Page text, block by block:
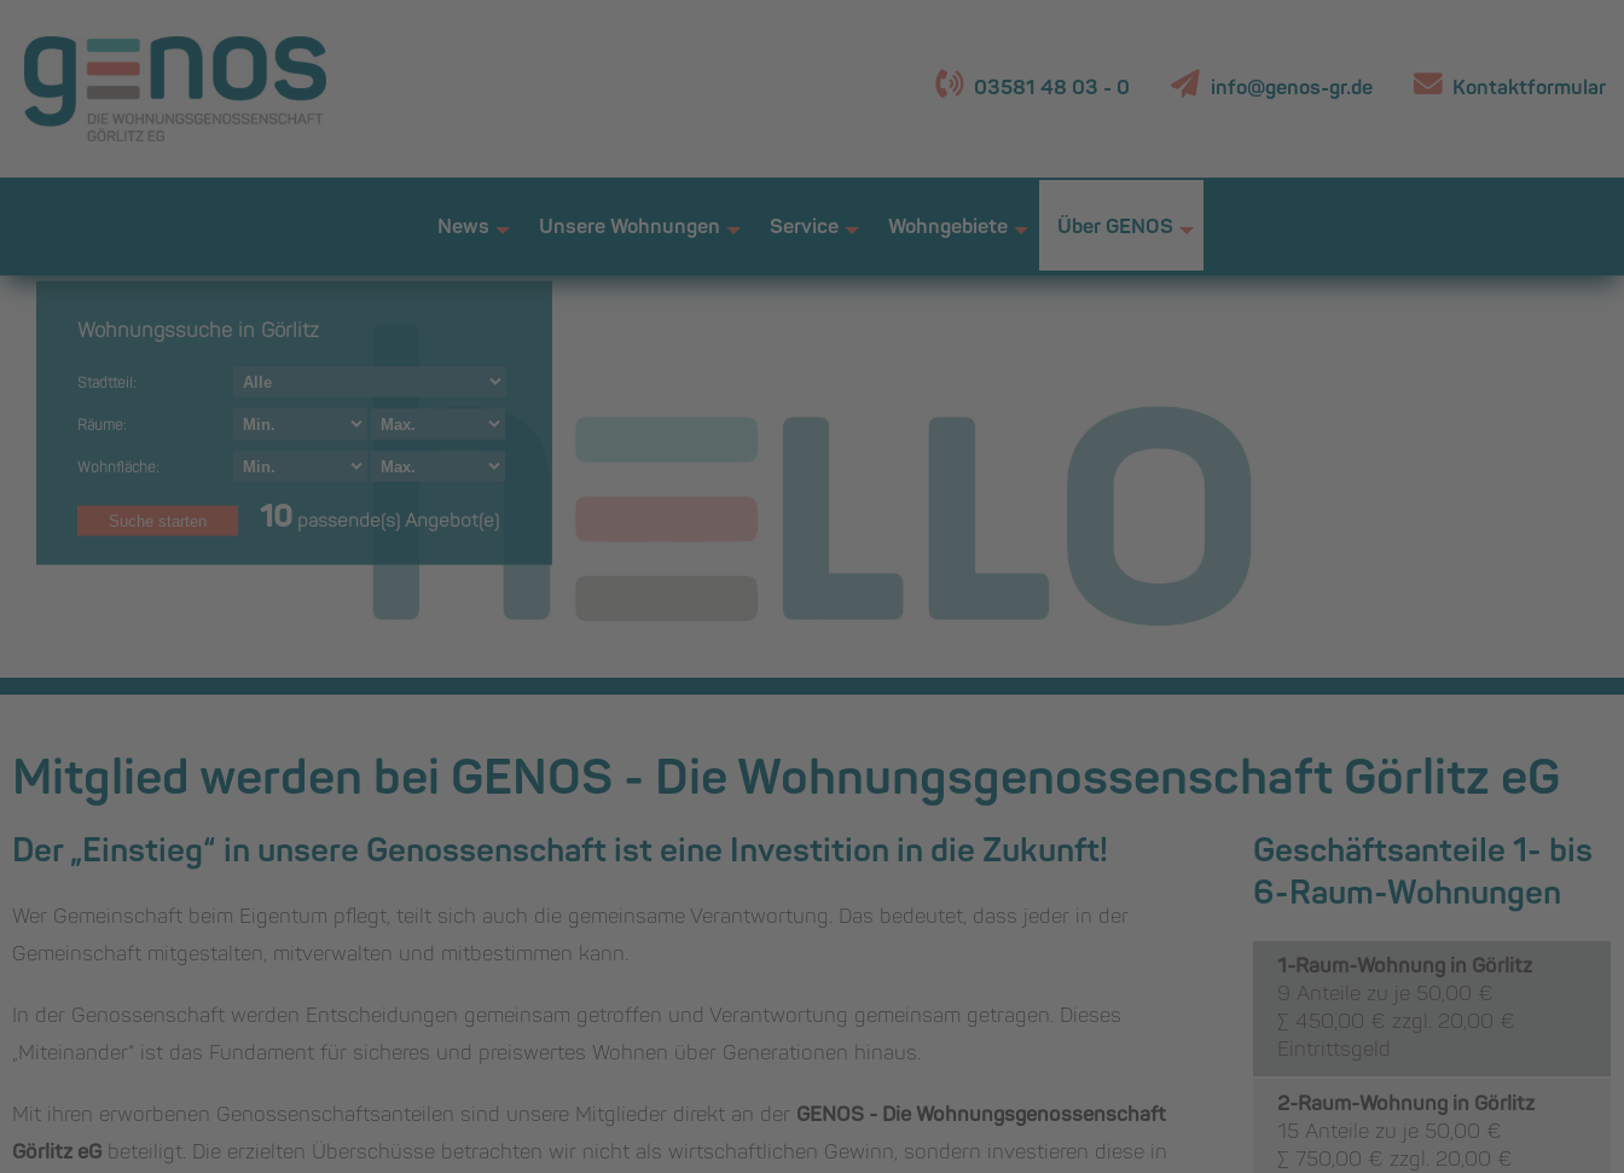
03581 48 03 - 0 info@genos-gr.de Kontaktformular
News
Unsere Wohnungen
Service
Wohngebiete
Über GENOS
Wohnungssuche in Görlitz
Stadtteil:
Räume:
Wohnfläche:
10passende(s) Angebot(e)
Mitglied werden bei GENOS - Die Wohnungsgenossenschaft Görlitz eG
Der „Einstieg“ in unsere Genossenschaft ist eine Investition in die Zukunft!
Wer Gemeinschaft beim Eigentum pflegt, teilt sich auch die gemeinsame Verantwortung. Das bedeutet, dass jeder in der
Gemeinschaft mitgestalten, mitverwalten und mitbestimmen kann.
In der Genossenschaft werden Entscheidungen gemeinsam getroffen und Verantwortung gemeinsam getragen. Dieses
„Miteinander“ ist das Fundament für sicheres und preiswertes Wohnen über Generationen hinaus.
Mit ihren erworbenen Genossenschaftsanteilen sind unsere Mitglieder direkt an der GENOS - Die Wohnungsgenossenschaft
Görlitz eG beteiligt. Die erzielten Überschüsse betrachten wir nicht als wirtschaftlichen Gewinn, sondern investieren diese in
Geschäftsanteile 1- bis
6-Raum-Wohnungen
1-Raum-Wohnung in Görlitz
9 Anteile zu je 50,00 €
∑ 450,00 € zzgl. 20,00 €
Eintrittsgeld
2-Raum-Wohnung in Görlitz
15 Anteile zu je 50,00 €
∑ 750,00 € zzgl. 20,00 €